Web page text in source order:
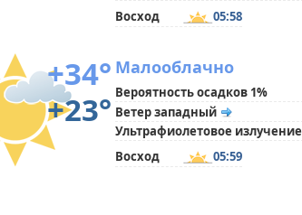
Восход
05:58
+34°
+23°
Малооблачно
Вероятность осадков 1%
Ветер западный
Ультрафиолетовое излучение
Восход
05:59